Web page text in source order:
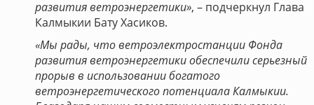
развития ветроэнергетики», – подчеркнул Глава
Калмыкии Бату Хасиков.
«Мы рады, что ветроэлектростанции Фонда
развития ветроэнергетики обеспечили серьезный
прорыв в использовании богатого
ветроэнергетического потенциала Калмыкии.